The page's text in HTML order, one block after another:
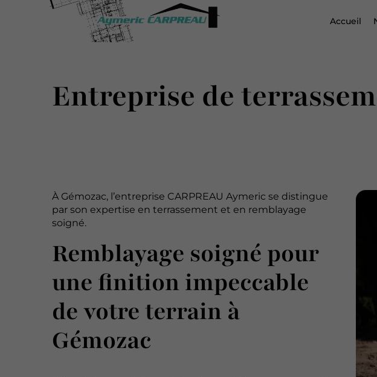
Accueil
Entreprise de
À Gémozac, l’entreprise CARPREAU Aymeric se distingue
par son expertise en terrassement et en remblayage
soigné.
Remblayage soigné pour
une finition impeccable
de votre terrain à
Gémozac